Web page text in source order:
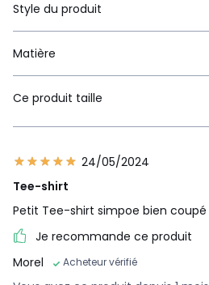
Style du produit
Matière
Ce produit taille
24/05/2024
Tee-shirt
Petit Tee-shirt simpoe bien coupé
Je recommande ce produit
Morel
Acheteur vérifié